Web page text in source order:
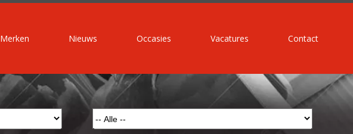
Merken Nieuws Occasies Vacatures Contact